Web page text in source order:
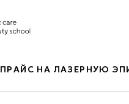
ПРАЙС НА ЛАЗЕРНУЮ